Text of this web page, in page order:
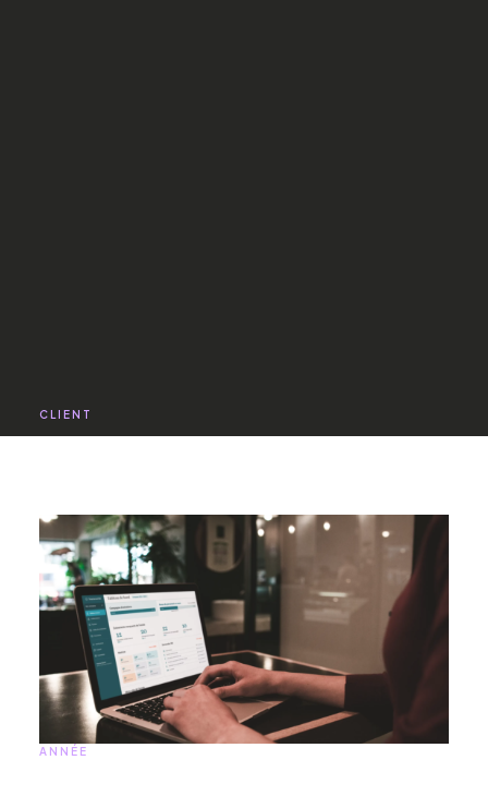
CLIENT
PROJET
Logiciel Métier RH
EXPERTISE
UX/UI Design
ANNÉE